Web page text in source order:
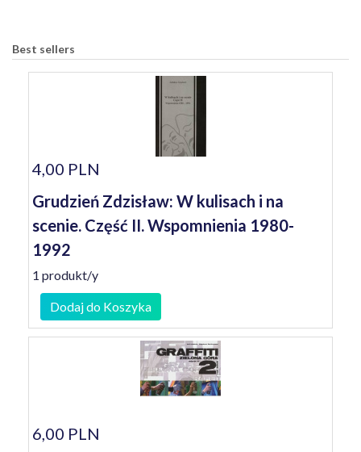
Best sellers
4,00 PLN
Grudzień Zdzisław: W kulisach i na
scenie. Część II. Wspomnienia 1980-
1992
1 produkt/y
Dodaj do Koszyka
6,00 PLN